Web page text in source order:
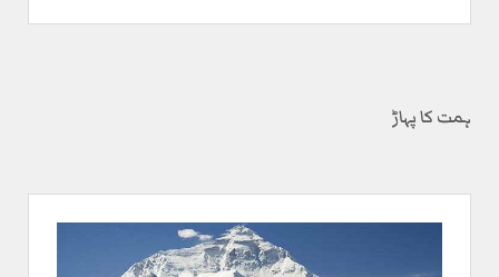
ہمت کا پہاڑ